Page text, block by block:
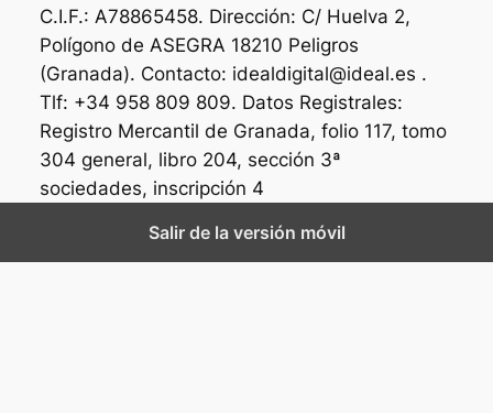
C.I.F.: A78865458. Dirección: C/ Huelva 2,
Polígono de ASEGRA 18210 Peligros
(Granada). Contacto: idealdigital@ideal.es .
Tlf: +34 958 809 809. Datos Registrales:
Registro Mercantil de Granada, folio 117, tomo
304 general, libro 204, sección 3ª
sociedades, inscripción 4
Salir de la versión móvil